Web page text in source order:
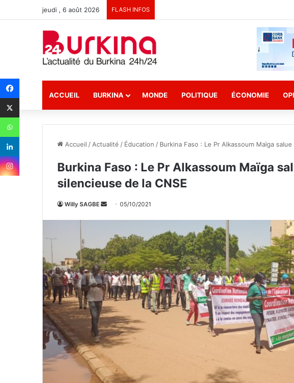
jeudi , 6 août 2026 FLASH INFOS
ACCUEIL BURKINA MONDE POLITIQUE ÉCONOMIE
Accueil / Actualité / Éducation / Burkina Faso : Le Pr Alkassoum Maïga
Burkina Faso : Le Pr Alkassoum Maïga
silencieuse de la CNSE
Willy SAGBE
o
y
e
r
u
n
c
o
u
r
r
i
e
05/10/2021